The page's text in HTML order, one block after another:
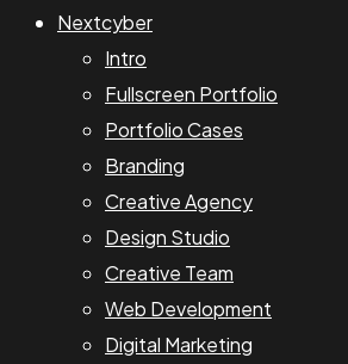
Nextcyber
Intro
Fullscreen Portfolio
Portfolio Cases
Branding
Creative Agency
Design Studio
Creative Team
Web Development
Digital Marketing